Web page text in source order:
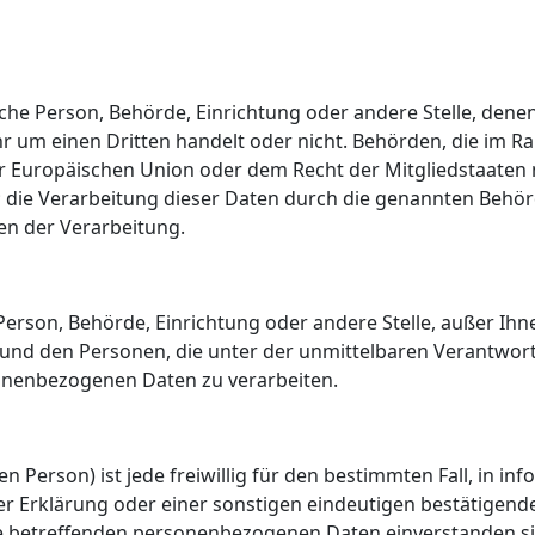
Person, Behörde, Einrichtung oder andere Stelle,
um einen Dritten handelt oder nicht. Behörden, die im
Union oder dem Recht der
Verarbeitung dieser Daten durch die genannten
der Verarbeitung.
Behörde, Einrichtung oder andere Stelle, außer
den Personen, die unter der unmittelbaren
Daten zu verarbeiten.
Person) ist jede freiwillig für den bestimmten Fall, in
Erklärung oder einer sonstigen eindeutigen